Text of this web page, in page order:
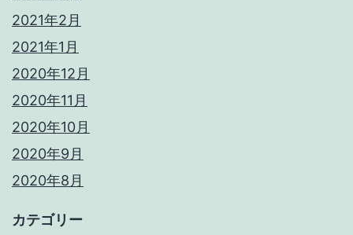
2021年2月
2021年1月
2020年12月
2020年11月
2020年10月
2020年9月
2020年8月
カテゴリー